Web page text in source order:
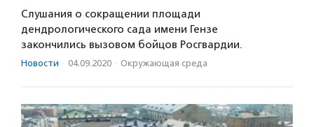
Слушания о сокращении площади
дендрологического сада имени Гензе
закончились вызовом бойцов Росгвардии.
Новости · 04.09.2020 · Окружающая среда